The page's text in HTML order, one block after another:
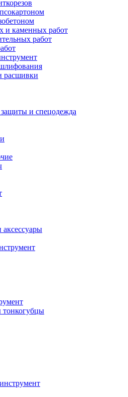
и каменных работ
работ
расшивки
и спецодежда
тонкогубцы